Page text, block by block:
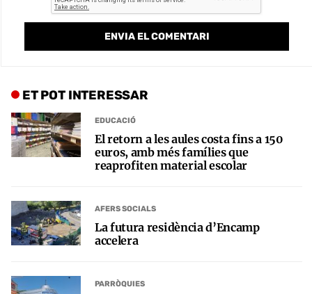
ET POT INTERESSAR
EDUCACIÓ
El retorn a les aules costa fins a 150
euros, amb més famílies que
reaprofiten material escolar
AFERS SOCIALS
La futura residència d’Encamp
accelera
PARRÒQUIES